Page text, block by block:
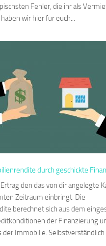
Fehler, die ihr als
wir hier für euch...
durch geschickte
den das von dir angelegte
Zeitraum einbringt. Die
berechnet sich aus dem
der Finanzierung
der Immobilie. Selbstverständlich